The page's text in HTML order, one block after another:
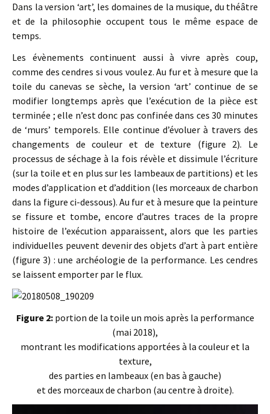
Dans la version ‘art’, les domaines de la musique, du théâtre
et de la philosophie occupent tous le même espace de
temps.
Les évènements continuent aussi à vivre après coup,
comme des cendres si vous voulez. Au fur et à mesure que la
toile du canevas se sèche, la version ‘art’ continue de se
modifier longtemps après que l’exécution de la pièce est
terminée ; elle n’est donc pas confinée dans ces 30 minutes
de ‘murs’ temporels. Elle continue d’évoluer à travers des
changements de couleur et de texture (figure 2). Le
processus de séchage à la fois révèle et dissimule l’écriture
(sur la toile et en plus sur les lambeaux de partitions) et les
modes d’application et d’addition (les morceaux de charbon
dans la figure ci-dessous). Au fur et à mesure que la peinture
se fissure et tombe, encore d’autres traces de la propre
histoire de l’exécution apparaissent, alors que les parties
individuelles peuvent devenir des objets d’art à part entière
(figure 3) : une archéologie de la performance. Les cendres
se laissent emporter par le flux.
Figure 2: portion de la toile un mois après la performance
(mai 2018),
montrant les modifications apportées à la couleur et la
texture,
des parties en lambeaux (en bas à gauche)
et des morceaux de charbon (au centre à droite).